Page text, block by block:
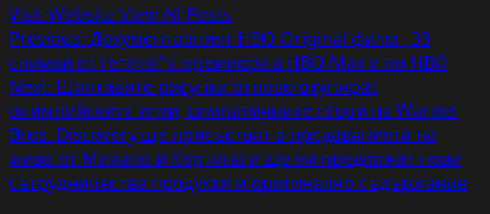
Visit WebsiteView All Posts
Post
navigation
Previous: Документалният HBO Original филм „33
снимки от гетото“ с премиера в HBO Max и по HBO
Next: Шантавите рисунки отново окупират
олимпийските игри, симпатичните герои на Warner
Bros. Discovery ще присъстват в предаванията на
живо от Милано и Кортина и ще ни предложат нови
сътрудничества продукти и оригинално съдържание